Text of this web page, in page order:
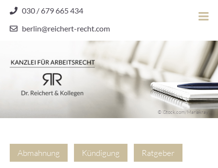
content
030 / 679 665 434
berlin@reichert-recht.com
Dr.
Reichert
Arbeitsrecht
© iStock.com/Mariakray
Abmahnung Kündigung Ratgeber